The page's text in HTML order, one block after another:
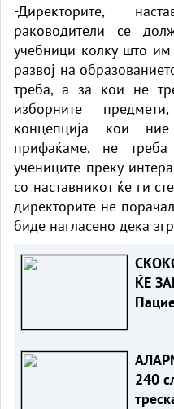
-Директорите,
раководители се
учебници колку што
развој на
треба, а за кои не
изборните
концепција кои
прифаќаме, не
учениците преку
со наставникот ќе ги
директорите не
биде нагласено дека
ЌЕ
240